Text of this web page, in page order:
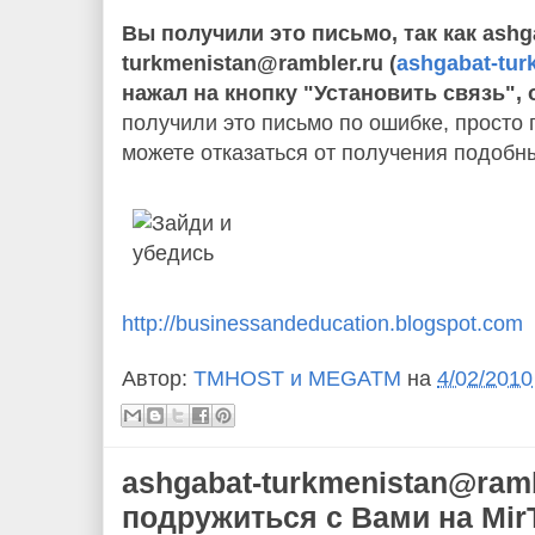
Вы получили это письмо, так как
turkmenistan@rambler.ru (ashgabat-
нажал на кнопку "Установить связь",
получили это письмо по ошибке, просто
можете отказаться от получения
http://businessandeducation.blogspot.com
Автор: TMHOST и MEGATM на 4/02/2010
ashgabat-
подружиться с Вами на